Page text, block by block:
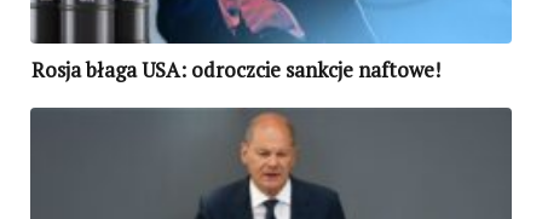
Rosja błaga USA: odroczcie sankcje naftowe!